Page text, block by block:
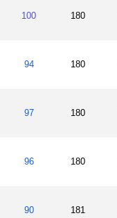
100 180
94 180
97 180
96 180
90 181